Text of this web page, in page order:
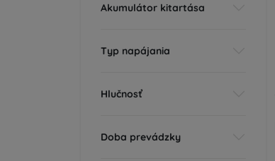
Akumulátor kitartása
Typ napájania
Hlučnosť
Doba prevádzky